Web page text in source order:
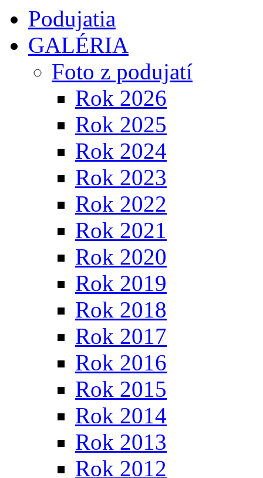
Podujatia
GALÉRIA
Foto z podujatí
Rok 2026
Rok 2025
Rok 2024
Rok 2023
Rok 2022
Rok 2021
Rok 2020
Rok 2019
Rok 2018
Rok 2017
Rok 2016
Rok 2015
Rok 2014
Rok 2013
Rok 2012